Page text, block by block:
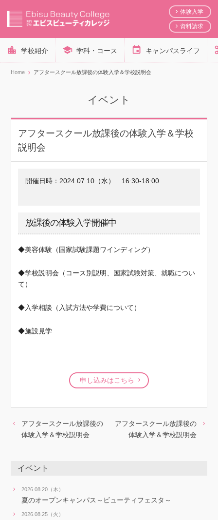
体験入学
資料請求
学校紹介 学科・コース キャンパスライフ
Home アフタースクール放課後の体験入学＆学校説明会
イベント
アフタースクール放課後の体験入学＆学校
説明会
開催日時： 2024.07.10（水） 16:30-18:00
放課後の体験入学開催中
◆美容体験（国家試験課題ワインディング）
◆学校説明会（コース別説明、国家試験対策、就職につい
て）
◆入学相談（入試方法や学費について）
◆施設見学
申し込みはこちら
アフタースクール放課後の
体験入学＆学校説明会
アフタースクール放課後の
体験入学＆学校説明会
イベント
2026.08.20（木）
夏のオープンキャンパス～ビューティフェスタ～
2026.08.25（火）